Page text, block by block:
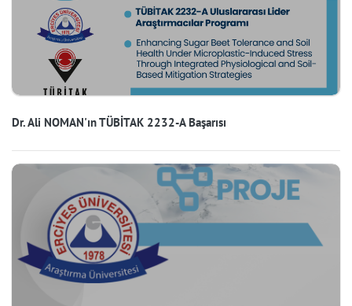
Dr. Ali NOMAN'ın TÜBİTAK 2232-A Başarısı